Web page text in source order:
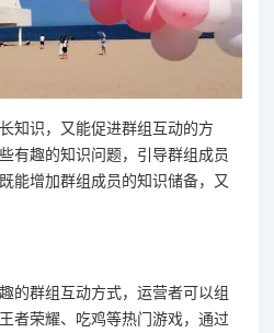
知识，又能促进群组互动的方
有趣的知识问题，引导群组成员
能增加群组成员的知识储备，又
的群组互动方式，运营者可以组
者荣耀、吃鸡等热门游戏，通过